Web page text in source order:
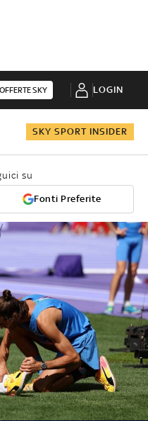
OFFERTE SKY LOGIN
SKY SPORT INSIDER
su
Fonti Preferite